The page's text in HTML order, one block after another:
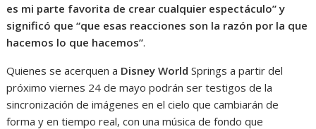
es mi parte favorita de crear cualquier espectáculo” y
significó que “que esas reacciones son la razón por la que
hacemos lo que hacemos”.
Quienes se acerquen a Disney World Springs a partir del
próximo viernes 24 de mayo podrán ser testigos de la
sincronización de imágenes en el cielo que cambiarán de
forma y en tiempo real, con una música de fondo que